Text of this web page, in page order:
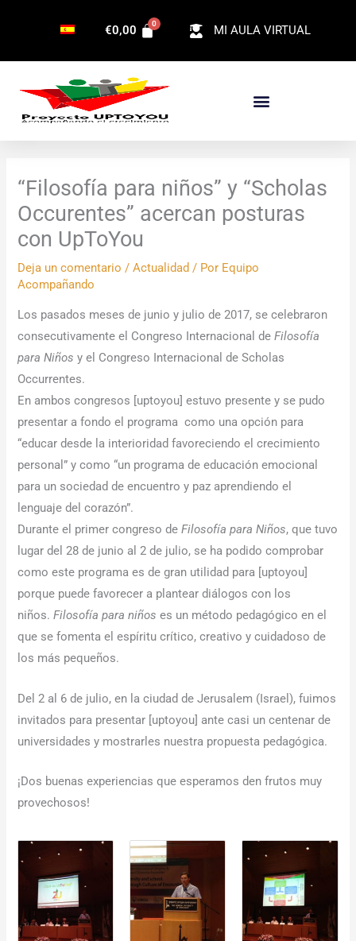
MI AULA VIRTUAL
€0,00
“Filosofía para niños” y “Scholas
Occurentes” acercan posturas
con UpToYou
Deja un comentario /Actualidad / Por Equipo
Acompañando
Los pasados meses de junio y julio de 2017, se celebraron
consecutivamente el Congreso Internacional deFilosofía
para Niños y el Congreso Internacional de Scholas
Occurrentes.
En ambos congresos [uptoyou] estuvo presente y se pudo
presentar a fondo el programa como una opción para
“educar desde la interioridad favoreciendo el crecimiento
personal” y como “un programa de educación emocional
para un sociedad de encuentro y paz aprendiendo el
lenguaje del corazón”.
Durante el primer congreso deFilosofía para Niños, que tuvo
lugar del 28 de junio al 2 de julio, se ha podido comprobar
como este programa es de gran utilidad para [uptoyou]
porque puede favorecer a plantear diálogos con los
niños.Filosofía para niños es un método pedagógico en el
que se fomenta el espíritu crítico, creativo y cuidadoso de
los más pequeños.
Del 2 al 6 de julio, en la ciudad de Jerusalem (Israel), fuimos
invitados para presentar [uptoyou] ante casi un centenar de
universidades y mostrarles nuestra propuesta pedagógica.
¡Dos buenas experiencias que esperamos den frutos muy
provechosos!